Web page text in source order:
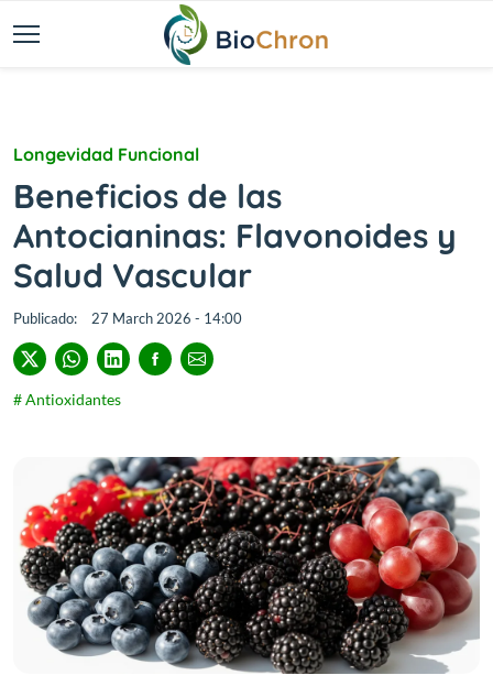
Longevidad Funcional
Beneficios de las
Antocianinas: Flavonoides y
Salud Vascular
Publicado: 27 March 2026 - 14:00
# Antioxidantes